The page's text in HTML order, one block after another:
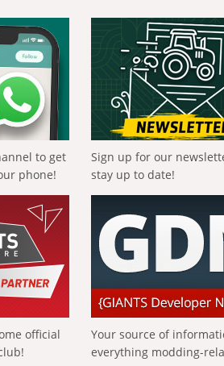
to get
phone!
Sign up for our
stay up to date!
official
Your source of
everything modding-